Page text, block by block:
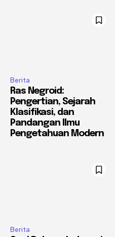
Berita
Ras Negroid:
Pengertian, Sejarah
Klasifikasi, dan
Pandangan Ilmu
Pengetahuan Modern
Berita